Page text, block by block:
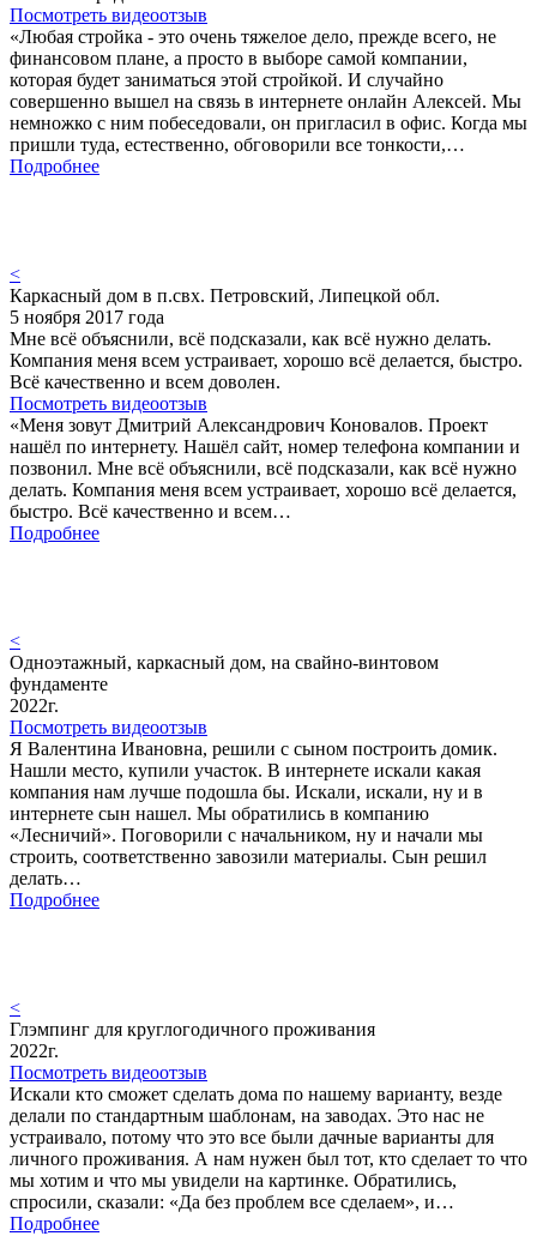
Посмотреть видеоотзыв
«Любая стройка - это очень тяжелое дело, прежде всего, не
финансовом плане, а просто в выборе самой компании,
которая будет заниматься этой стройкой. И случайно
совершенно вышел на связь в интернете онлайн Алексей. Мы
немножко с ним побеседовали, он пригласил в офис. Когда мы
пришли туда, естественно, обговорили все тонкости,…
Подробнее
<
Каркасный дом в п.свх. Петровский, Липецкой обл.
5 ноября 2017 года
Мне всё объяснили, всё подсказали, как всё нужно делать.
Компания меня всем устраивает, хорошо всё делается, быстро.
Всё качественно и всем доволен.
Посмотреть видеоотзыв
«Меня зовут Дмитрий Александрович Коновалов. Проект
нашёл по интернету. Нашёл сайт, номер телефона компании и
позвонил. Мне всё объяснили, всё подсказали, как всё нужно
делать. Компания меня всем устраивает, хорошо всё делается,
быстро. Всё качественно и всем…
Подробнее
<
Одноэтажный, каркасный дом, на свайно-винтовом
фундаменте
2022г.
Посмотреть видеоотзыв
Я Валентина Ивановна, решили с сыном построить домик.
Нашли место, купили участок. В интернете искали какая
компания нам лучше подошла бы. Искали, искали, ну и в
интернете сын нашел. Мы обратились в компанию
«Лесничий». Поговорили с начальником, ну и начали мы
строить, соответственно завозили материалы. Сын решил
делать…
Подробнее
<
Глэмпинг для круглогодичного проживания
2022г.
Посмотреть видеоотзыв
Искали кто сможет сделать дома по нашему варианту, везде
делали по стандартным шаблонам, на заводах. Это нас не
устраивало, потому что это все были дачные варианты для
личного проживания. А нам нужен был тот, кто сделает то что
мы хотим и что мы увидели на картинке. Обратились,
спросили, сказали: «Да без проблем все сделаем», и…
Подробнее